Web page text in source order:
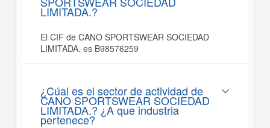
LIMITADA.?
El CIF de CANO SPORTSWEAR SOCIEDAD
LIMITADA. es B98576259
¿Cúal es el sector de actividad de
CANO SPORTSWEAR SOCIEDAD
LIMITADA.? ¿A que industria
pertenece?